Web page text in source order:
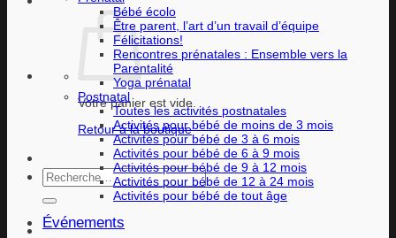
Votre panier est vide.
Retour à la boutique
Recherche
pour :
Bébé écolo
Être parent, l’art d’un travail d’équipe
Félicitations!
Rencontres prénatales : Ensemble vers la
Parentalité
Yoga prénatal
Postnatal
Toutes les activités postnatales
Activités pour bébé de moins de 3 mois
Activités pour bébé de 3 à 6 mois
Activités pour bébé de 6 à 9 mois
Activités pour bébé de 9 à 12 mois
Activités pour bébé de 12 à 24 mois
Activités pour bébé de tout âge
Événements